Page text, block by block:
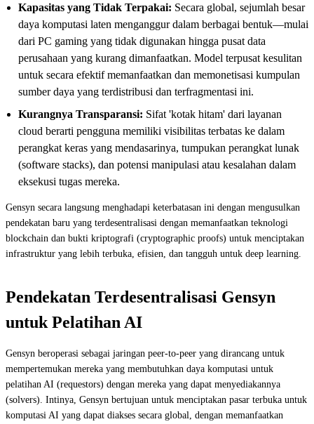
Kapasitas yang Tidak Terpakai: Secara global, sejumlah besar
daya komputasi laten menganggur dalam berbagai bentuk—mulai
dari PC gaming yang tidak digunakan hingga pusat data
perusahaan yang kurang dimanfaatkan. Model terpusat kesulitan
untuk secara efektif memanfaatkan dan memonetisasi kumpulan
sumber daya yang terdistribusi dan terfragmentasi ini.
Kurangnya Transparansi: Sifat 'kotak hitam' dari layanan
cloud berarti pengguna memiliki visibilitas terbatas ke dalam
perangkat keras yang mendasarinya, tumpukan perangkat lunak
(software stacks), dan potensi manipulasi atau kesalahan dalam
eksekusi tugas mereka.
Gensyn secara langsung menghadapi keterbatasan ini dengan mengusulkan
pendekatan baru yang terdesentralisasi dengan memanfaatkan teknologi
blockchain dan bukti kriptografi (cryptographic proofs) untuk menciptakan
infrastruktur yang lebih terbuka, efisien, dan tangguh untuk deep learning.
Pendekatan Terdesentralisasi Gensyn
untuk Pelatihan AI
Gensyn beroperasi sebagai jaringan peer-to-peer yang dirancang untuk
mempertemukan mereka yang membutuhkan daya komputasi untuk
pelatihan AI (requestors) dengan mereka yang dapat menyediakannya
(solvers). Intinya, Gensyn bertujuan untuk menciptakan pasar terbuka untuk
komputasi AI yang dapat diakses secara global, dengan memanfaatkan